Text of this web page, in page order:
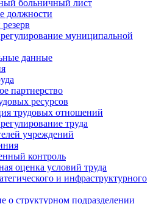
больничный лист
должности
муниципальной
данные
партнерство
ресурсов
трудовых отношений
труда
учреждений
контроль
оценка условий труда
и инфраструктурного
о структурном подразделении